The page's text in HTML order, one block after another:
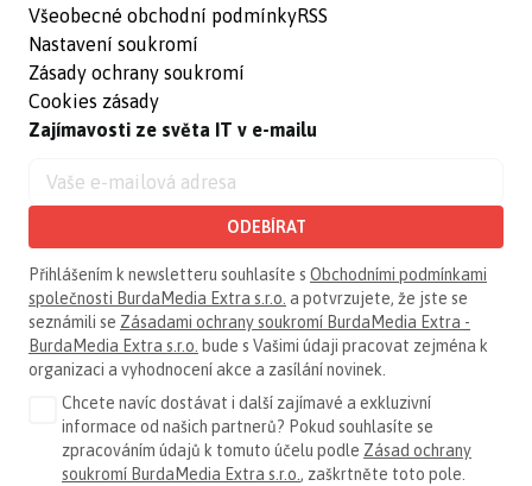
Všeobecné obchodní podmínky
Nastavení soukromí
Zásady ochrany soukromí
Cookies zásady
RSS
Zajímavosti ze světa IT v e-mailu
ODEBÍRAT
Přihlášením k newsletteru souhlasíte s Obchodními podmínkami
společnosti BurdaMedia Extra s.r.o. a potvrzujete, že jste se
seznámili se Zásadami ochrany soukromí BurdaMedia Extra -
BurdaMedia Extra s.r.o. bude s Vašimi údaji pracovat zejména k
organizaci a vyhodnocení akce a zasílání novinek.
Chcete navíc dostávat i další zajímavé a exkluzivní
informace od našich partnerů? Pokud souhlasíte se
zpracováním údajů k tomuto účelu podle Zásad ochrany
soukromí BurdaMedia Extra s.r.o., zaškrtněte toto pole.